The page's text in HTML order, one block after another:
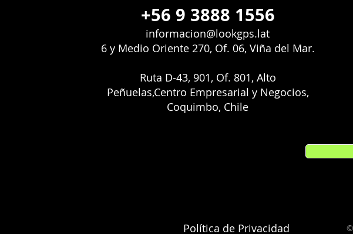
+56 9 3888 1556
informacion@lookgps.lat
6 y Medio Oriente 270, Of. 06, Viña del Mar.
Ruta D-43, 901, Of. 801, Alto
Peñuelas,Centro Empresarial y Negocios,
Coquimbo, Chile
Política de Privacidad